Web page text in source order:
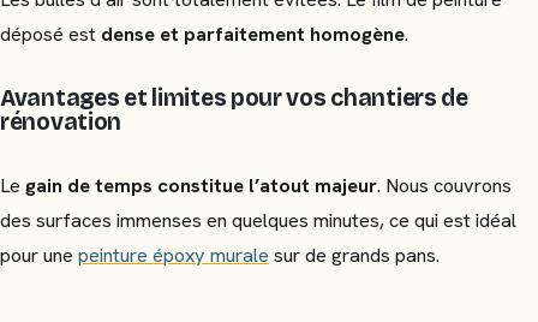
déposé est dense et parfaitement homogène.
Avantages et limites pour vos chantiers de
rénovation
Le gain de temps constitue l’atout majeur. Nous couvrons
des surfaces immenses en quelques minutes, ce qui est idéal
pour une peinture époxy murale sur de grands pans.